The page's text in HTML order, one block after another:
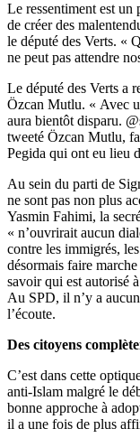
Le ressentiment est un
de créer des
le député des Verts. «
ne peut pas attendre
Le député des Verts a
Özcan Mutlu. « Avec
aura bientôt disparu.
tweeté Özcan Mutlu,
Pegida qui ont eu lieu
Au sein du parti de
ne sont pas non plus
Yasmin Fahimi, la
« n’ouvrirait aucun
contre les immigrés,
désormais faire
savoir qui est autorisé
Au SPD, il n’y a
l’écoute.
Des citoyens
C’est dans cette
anti-Islam malgré le
bonne approche à
il a une fois de plus